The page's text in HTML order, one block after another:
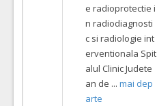
e radioprotectie i
n radiodiagnosti
c si radiologie int
erventionala Spit
alul Clinic Judete
an de ... mai dep
arte